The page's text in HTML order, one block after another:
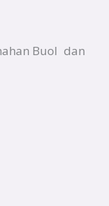
Buol dan